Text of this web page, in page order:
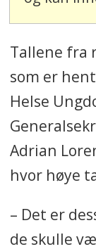
Tallene fra
som er
Helse
Adrian
hvor høye
– Det er
de skulle